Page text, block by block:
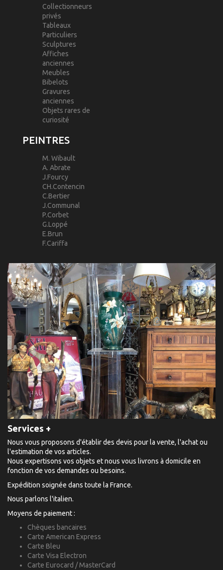
Collectionneurs
privés
Tableaux
Particuliers
Sculptures
Affiches
anciennes
Meubles
Bibelots
Gravures
anciennes
Objets rares de
curiosité
PEINTRES
M. Wibault
A. Abrate
J.Fourcy
CH.Contencin
C.Bertier
J.Communal
P.Corbet
G.Loppé
E.Brun
F.Cariffa
Services +
Nous vous proposons d'établir des devis pour la vente, l'achat ou
l'estimation de vos articles.
Nous expertisons vos objets et nous vous livrons à domicile en
fonction de vos demandes ou besoins.
Expédition soignée dans toute la France.
Nous parlons l'italien.
Moyens de paiement :
Chèques bancaires
Carte American Express
Carte Bleu
Carte Visa Electron
Carte Eurocard / MasterCard